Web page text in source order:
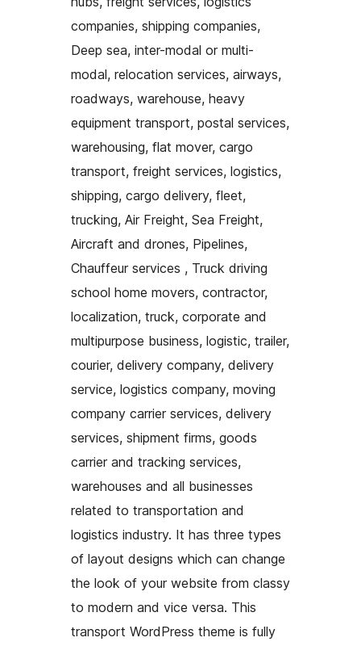
companies, shipping companies,
Deep sea, inter-modal or multi-
modal, relocation services, airways,
roadways, warehouse, heavy
equipment transport, postal services,
warehousing, flat mover, cargo
transport, freight services, logistics,
shipping, cargo delivery, fleet,
trucking, Air Freight, Sea Freight,
Aircraft and drones, Pipelines,
Chauffeur services , Truck driving
school home movers, contractor,
localization, truck, corporate and
multipurpose business, logistic, trailer,
courier, delivery company, delivery
service, logistics company, moving
company carrier services, delivery
services, shipment firms, goods
carrier and tracking services,
warehouses and all businesses
related to transportation and
logistics industry. It has three types
of layout designs which can change
the look of your website from classy
to modern and vice versa. This
transport WordPress theme is fully